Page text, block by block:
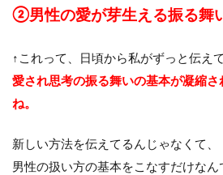
②男性の愛が芽生える振る舞
↑これって、日頃から私がずっと伝え
愛され思考の振る舞いの基本が凝縮
ね。
新しい方法を伝えてるんじゃなくて、
男性の扱い方の基本をこなすだけなん